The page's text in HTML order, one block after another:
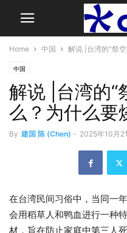
Home 中国 解说 |台湾的“祭
中国
解说 |台湾的“
么？为什么要
By 建国 陈 (Chen) - 2025年10月
在台湾民间习俗中，当同一
会用稻草人和鸭血进行一种
材，旨在防止家庭中第三人死